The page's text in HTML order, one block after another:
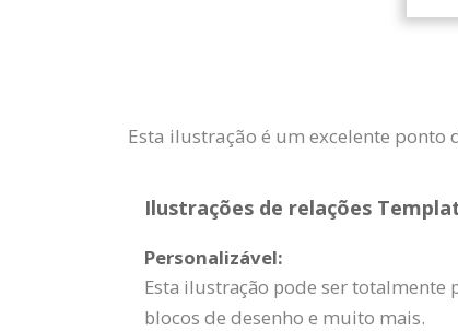
Esta ilustração é um excelente
Ilustrações de relações
Personalizável:
Esta ilustração pode ser
blocos de desenho e muito mais.